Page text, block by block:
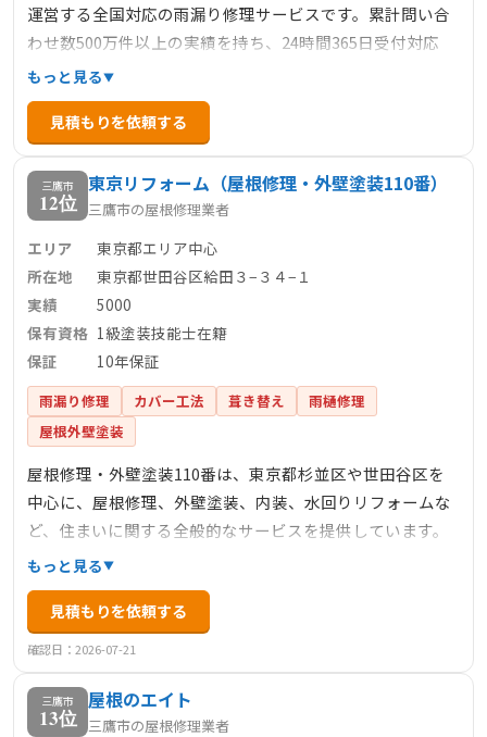
運営する全国対応の雨漏り修理サービスです。累計問い合
わせ数500万件以上の実績を持ち、24時間365日受付対応
で、緊急の雨漏りトラブルにも迅速に対応します。料金は
明確で、下地処理3900円/㎡～、カバー工法6600円/㎡～な
ど、部分修理から大規模な修繕まで幅広く対応していま
す。見積もり後の追加料金は不要で、安心して依頼できる
点も特徴です。
もっと見る
見積もりを依頼する
三鷹市
12位
東京リフォーム（屋根修理・外壁塗装110番）
三鷹市の屋根修理業者
エリア
東京都エリア中心
所在地
東京都世田谷区給田３−３４−１
実績
5000
保有資格 1級塗装技能士在籍
保証
10年保証
雨漏り修理 カバー工法 葺き替え
雨樋修理
屋根外壁塗装
屋根修理・外壁塗装110番は、東京都杉並区や世田谷区を
中心に、屋根修理、外壁塗装、内装、水回りリフォームな
ど、住まいに関する全般的なサービスを提供しています。
見積・点検・調査は無料で、迅速な対応と職人価格を特徴
としています。1級塗装技能士や建築板金技能士が在籍して
おり、安心の工事とアフターフォローに力を入れていま
す。工事後のお客様との長期的なお付き合いを大切にして
おり、リピーターや紹介による依頼が多いことも信頼の証
です。
もっと見る
見積もりを依頼する
確認日：2026-07-21
三鷹市
13位
屋根のエイト
三鷹市の屋根修理業者